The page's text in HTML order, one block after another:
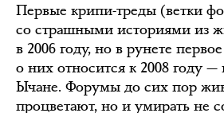
Первые крипи-треды (ветки
со страшными историями из
в 2006 году, но в рунете
о них относится к 2008 году —
Ычане. Форумы до сих пор
процветают, но и умирать не